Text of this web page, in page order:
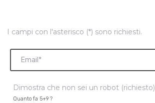
I campi con l'asterisco (*) sono richiesti.
Dimostra che non sei un robot (richiesto)
Quanto fa 5+9 ?